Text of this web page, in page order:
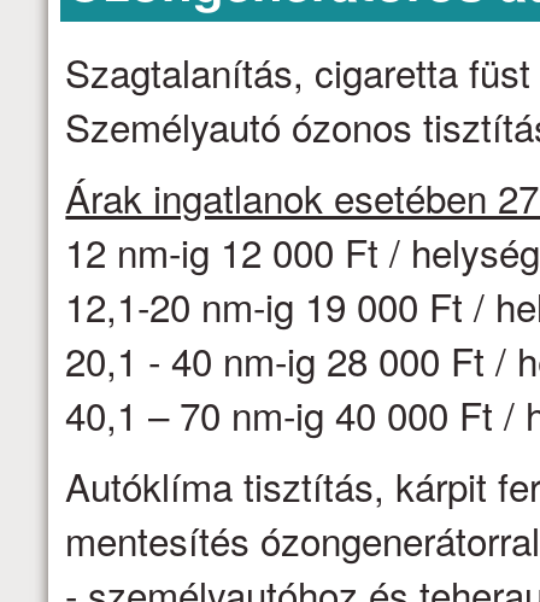
Szagtalanítás, cigaretta
Személyautó ózonos
Árak ingatlanok esetében
12 nm-ig 12 000 Ft / helység
12,1-20 nm-ig 19 000 Ft /
20,1 - 40 nm-ig 28 000 Ft /
40,1 – 70 nm-ig 40 000 Ft /
Autóklíma tisztítás, kárpit
mentesítés